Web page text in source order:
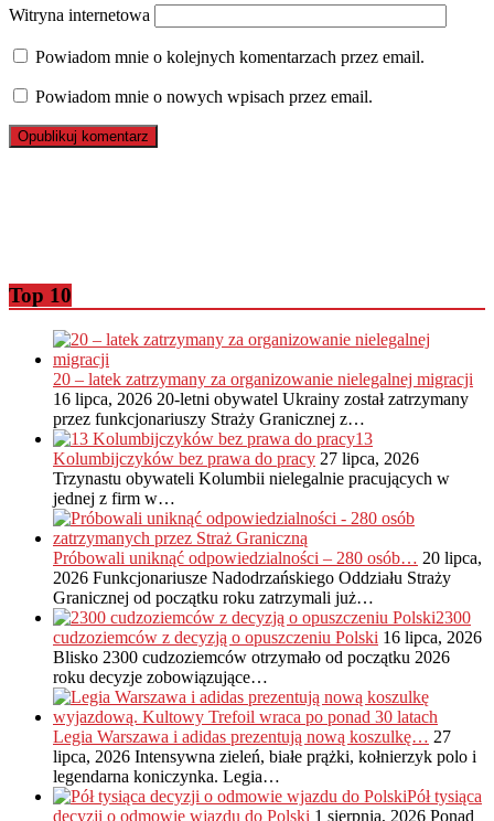
Witryna internetowa
Powiadom mnie o kolejnych komentarzach przez email.
Powiadom mnie o nowych wpisach przez email.
Top 10
20 – latek zatrzymany za organizowanie nielegalnej migracji
16 lipca, 2026 20-letni obywatel Ukrainy został zatrzymany
przez funkcjonariuszy Straży Granicznej z…
13
Kolumbijczyków bez prawa do pracy 27 lipca, 2026
Trzynastu obywateli Kolumbii nielegalnie pracujących w
jednej z firm w…
Próbowali uniknąć odpowiedzialności – 280 osób… 20 lipca,
2026 Funkcjonariusze Nadodrzańskiego Oddziału Straży
Granicznej od początku roku zatrzymali już…
2300
cudzoziemców z decyzją o opuszczeniu Polski 16 lipca, 2026
Blisko 2300 cudzoziemców otrzymało od początku 2026
roku decyzje zobowiązujące…
Legia Warszawa i adidas prezentują nową koszulkę… 27
lipca, 2026 Intensywna zieleń, białe prążki, kołnierzyk polo i
legendarna koniczynka. Legia…
Pół tysiąca
decyzji o odmowie wjazdu do Polski 1 sierpnia, 2026 Ponad